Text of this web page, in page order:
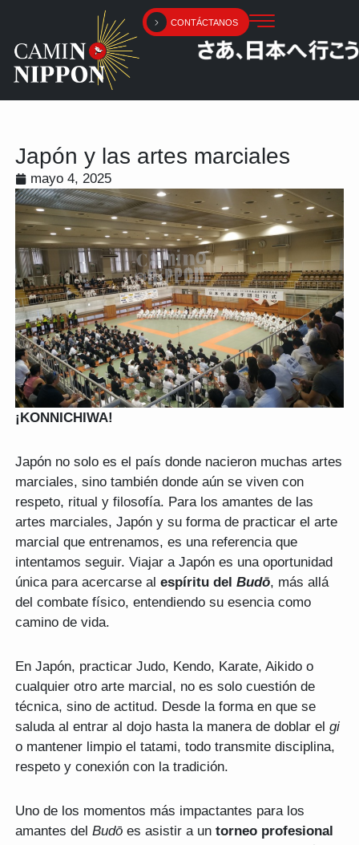
contenido
CONTÁCTANOS
Japón y las artes marciales
mayo 4, 2025
¡KONNICHIWA!
Japón no solo es el país donde nacieron muchas artes
marciales, sino también donde aún se viven con
respeto, ritual y filosofía. Para los amantes de las
artes marciales, Japón y su forma de practicar el arte
marcial que entrenamos, es una referencia que
intentamos seguir. Viajar a Japón es una oportunidad
única para acercarse al espíritu del Budō, más allá
del combate físico, entendiendo su esencia como
camino de vida.
En Japón, practicar Judo, Kendo, Karate, Aikido o
cualquier otro arte marcial, no es solo cuestión de
técnica, sino de actitud. Desde la forma en que se
saluda al entrar al dojo hasta la manera de doblar el gi
o mantener limpio el tatami, todo transmite disciplina,
respeto y conexión con la tradición.
Uno de los momentos más impactantes para los
amantes del Budō es asistir a un torneo profesional